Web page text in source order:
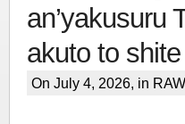
an’yakusuru
akuto to
On July 4, 2026, in